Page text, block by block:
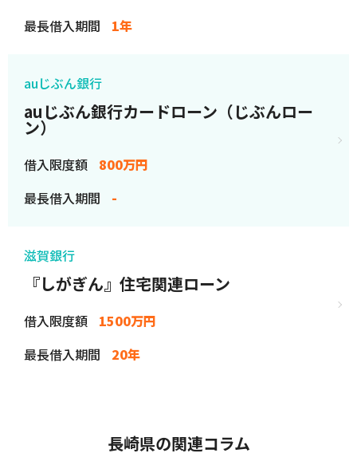
最長借入期間
1年
auじぶん銀行
auじぶん銀行カードローン（じぶんロー
ン）
借入限度額
800万円
最長借入期間
-
滋賀銀行
『しがぎん』住宅関連ローン
借入限度額
1500万円
最長借入期間
20年
長崎県の関連コラム